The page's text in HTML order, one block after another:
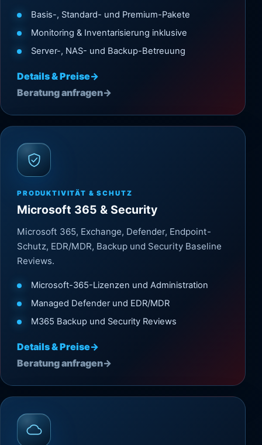
Basis-, Standard- und Premium-Pakete
Monitoring & Inventarisierung inklusive
Server-, NAS- und Backup-Betreuung
Details & Preise→
Beratung anfragen→
PRODUKTIVITÄT & SCHUTZ
Microsoft 365 & Security
Microsoft 365, Exchange, Defender, Endpoint-
Schutz, EDR/MDR, Backup und Security Baseline
Reviews.
Microsoft-365-Lizenzen und Administration
Managed Defender und EDR/MDR
M365 Backup und Security Reviews
Details & Preise→
Beratung anfragen→